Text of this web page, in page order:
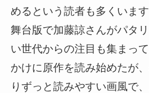
めるという読者も多くいます
舞台版で加藤諒さんがパタ
い世代からの注目も集まっ
かけに原作を読み始めたが
りずっと読みやすい画風で